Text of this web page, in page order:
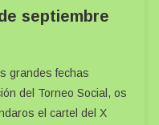
septiembre
grandes fechas
del Torneo Social, os
el cartel del X